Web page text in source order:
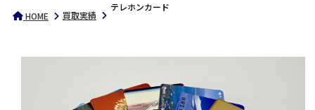
HOME 買取実績
テレホンカード